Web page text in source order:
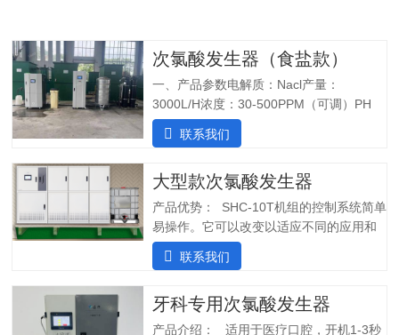
次氯酸发生器（食盐款）
一、产品参数电解质：Nacl产量：
3000L/H浓度：30-500PPM（可调）PH
值：5.0-6.5纯水系统酸水最大功率：
7200W纯水最大功率：1800W输入电压：
装完毕二、产品特点：1.自主研发：可满
足客户个性化定制需求；2.高度集成系
统：前置水预处理系统搭配RO反渗透系
统，一体化集成;3.PLC控制:在线显示浓
度、ph值、氧化还原电位ORP等指标;4.安
操作简单:操作界面简单清晰，无需培训；
联系我们
大型款次氯酸发生器
产品优势： SHC-10T机组的控制系统简单
易操作。它可以改变以适应不同的应用和
条件。液压部分安装了一个流量控制器，
用于在供水中断时关闭SHINE装置，并在
确保在任何给定时间提供所需的剂量。外
壳由非腐蚀性材料制成。管子和连接器采
联系我们
牙科专用次氯酸发生器
产品介绍： 适用于医疗口腔，开机1-3秒